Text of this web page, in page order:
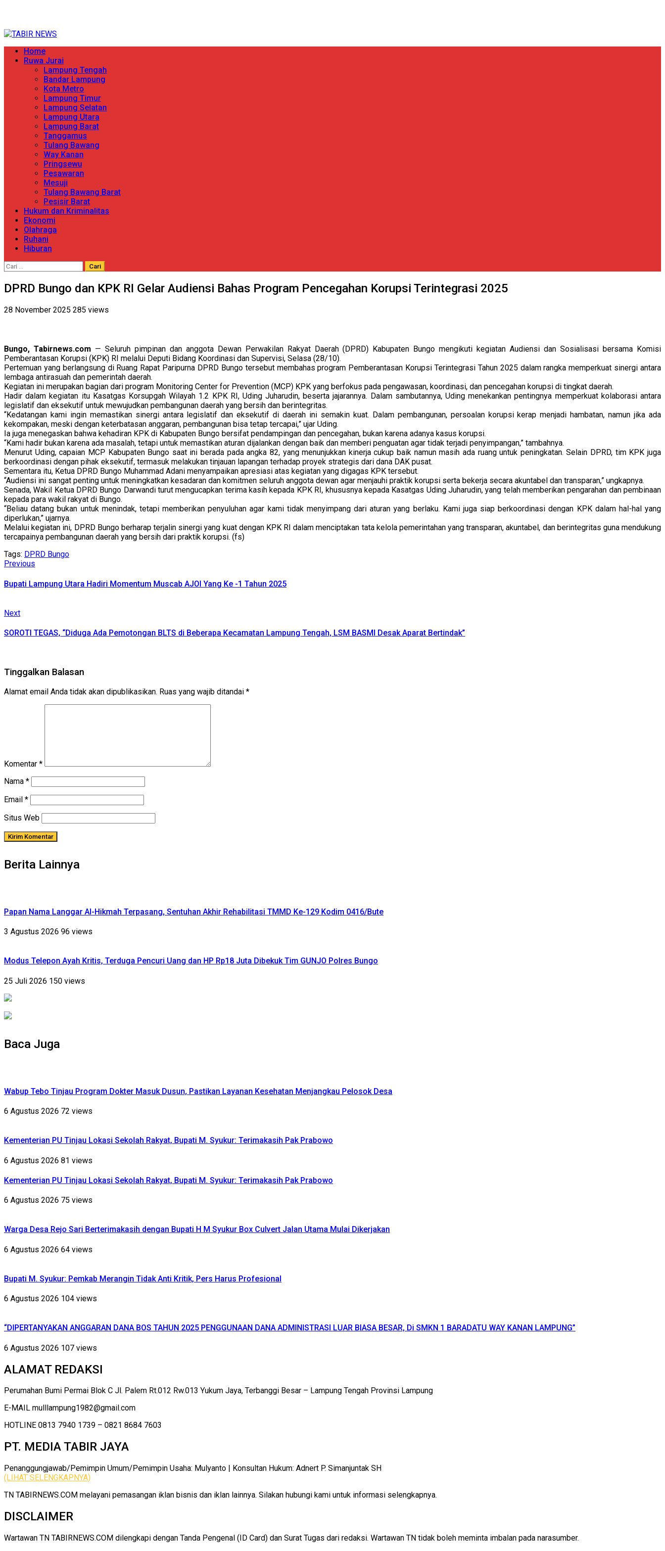
content
Primary
Menu
Home
Ruwa Jurai
Lampung Tengah
Bandar Lampung
Kota Metro
Lampung Timur
Lampung Selatan
Lampung Utara
Lampung Barat
Tanggamus
Tulang Bawang
Way Kanan
Pringsewu
Pesawaran
Mesuji
Tulang Bawang Barat
Pesisir Barat
Hukum dan Kriminalitas
Ekonomi
Olahraga
Ruhani
Hiburan
Cari
DPRD Bungo dan KPK RI Gelar Audiensi Bahas Program Pencegahan Korupsi Terintegrasi 2025
28 November 2025 285 views
Bungo, Tabirnews.com — Seluruh pimpinan dan anggota Dewan Perwakilan Rakyat Daerah (DPRD) Kabupaten Bungo mengikuti kegiatan Audiensi dan Sosialisasi bersama Komisi
Pemberantasan Korupsi (KPK) RI melalui Deputi Bidang Koordinasi dan Supervisi, Selasa (28/10).
Pertemuan yang berlangsung di Ruang Rapat Paripurna DPRD Bungo tersebut membahas program Pemberantasan Korupsi Terintegrasi Tahun 2025 dalam rangka memperkuat sinergi antara
lembaga antirasuah dan pemerintah daerah.
Kegiatan ini merupakan bagian dari program Monitoring Center for Prevention (MCP) KPK yang berfokus pada pengawasan, koordinasi, dan pencegahan korupsi di tingkat daerah.
Hadir dalam kegiatan itu Kasatgas Korsupgah Wilayah 1.2 KPK RI, Uding Juharudin, beserta jajarannya. Dalam sambutannya, Uding menekankan pentingnya memperkuat kolaborasi antara
legislatif dan eksekutif untuk mewujudkan pembangunan daerah yang bersih dan berintegritas.
“Kedatangan kami ingin memastikan sinergi antara legislatif dan eksekutif di daerah ini semakin kuat. Dalam pembangunan, persoalan korupsi kerap menjadi hambatan, namun jika ada
kekompakan, meski dengan keterbatasan anggaran, pembangunan bisa tetap tercapai,” ujar Uding.
Ia juga menegaskan bahwa kehadiran KPK di Kabupaten Bungo bersifat pendampingan dan pencegahan, bukan karena adanya kasus korupsi.
“Kami hadir bukan karena ada masalah, tetapi untuk memastikan aturan dijalankan dengan baik dan memberi penguatan agar tidak terjadi penyimpangan,” tambahnya.
Menurut Uding, capaian MCP Kabupaten Bungo saat ini berada pada angka 82, yang menunjukkan kinerja cukup baik namun masih ada ruang untuk peningkatan. Selain DPRD, tim KPK juga
berkoordinasi dengan pihak eksekutif, termasuk melakukan tinjauan lapangan terhadap proyek strategis dari dana DAK pusat.
Sementara itu, Ketua DPRD Bungo Muhammad Adani menyampaikan apresiasi atas kegiatan yang digagas KPK tersebut.
“Audiensi ini sangat penting untuk meningkatkan kesadaran dan komitmen seluruh anggota dewan agar menjauhi praktik korupsi serta bekerja secara akuntabel dan transparan,” ungkapnya.
Senada, Wakil Ketua DPRD Bungo Darwandi turut mengucapkan terima kasih kepada KPK RI, khususnya kepada Kasatgas Uding Juharudin, yang telah memberikan pengarahan dan pembinaan
kepada para wakil rakyat di Bungo.
“Beliau datang bukan untuk menindak, tetapi memberikan penyuluhan agar kami tidak menyimpang dari aturan yang berlaku. Kami juga siap berkoordinasi dengan KPK dalam hal-hal yang
diperlukan,” ujarnya.
Melalui kegiatan ini, DPRD Bungo berharap terjalin sinergi yang kuat dengan KPK RI dalam menciptakan tata kelola pemerintahan yang transparan, akuntabel, dan berintegritas guna mendukung
tercapainya pembangunan daerah yang bersih dari praktik korupsi. (fs)
Tags: DPRD Bungo
Continue
Reading
Previous
Bupati Lampung Utara Hadiri Momentum Muscab AJOI Yang Ke -1 Tahun 2025
NextNext
SOROTI TEGAS, “Diduga Ada Pemotongan BLTS di Beberapa Kecamatan Lampung Tengah, LSM BASMI Desak Aparat Bertindak”
Tinggalkan Balasan
Alamat email Anda tidak akan dipublikasikan. Ruas yang wajib ditandai *
Komentar *
Nama *
Email *
Situs Web
Berita Lainnya
Papan Nama Langgar Al-Hikmah Terpasang, Sentuhan Akhir Rehabilitasi TMMD Ke-129 Kodim 0416/Bute
3 Agustus 2026 96 views
Modus Telepon Ayah Kritis, Terduga Pencuri Uang dan HP Rp18 Juta Dibekuk Tim GUNJO Polres Bungo
25 Juli 2026 150 views
Baca Juga
Wabup Tebo Tinjau Program Dokter Masuk Dusun, Pastikan Layanan Kesehatan Menjangkau Pelosok Desa
6 Agustus 2026 72 views
Kementerian PU Tinjau Lokasi Sekolah Rakyat, Bupati M. Syukur: Terimakasih Pak Prabowo
6 Agustus 2026 81 views
Kementerian PU Tinjau Lokasi Sekolah Rakyat, Bupati M. Syukur: Terimakasih Pak Prabowo
6 Agustus 2026 75 views
Warga Desa Rejo Sari Berterimakasih dengan Bupati H M Syukur Box Culvert Jalan Utama Mulai Dikerjakan
6 Agustus 2026 64 views
Bupati M. Syukur: Pemkab Merangin Tidak Anti Kritik, Pers Harus Profesional
6 Agustus 2026 104 views
“DIPERTANYAKAN ANGGARAN DANA BOS TAHUN 2025 PENGGUNAAN DANA ADMINISTRASI LUAR BIASA BESAR, Di SMKN 1 BARADATU WAY KANAN LAMPUNG”
6 Agustus 2026 107 views
ALAMAT REDAKSI
Perumahan Bumi Permai Blok C Jl. Palem Rt.012 Rw.013 Yukum Jaya, Terbanggi Besar – Lampung Tengah Provinsi Lampung
E-MAIL mulllampung1982@gmail.com
HOTLINE 0813 7940 1739 – 0821 8684 7603
PT. MEDIA TABIR JAYA
Penanggungjawab/Pemimpin Umum/Pemimpin Usaha: Mulyanto | Konsultan Hukum: Adnert P. Simanjuntak SH
(LIHAT SELENGKAPNYA)
TN TABIRNEWS.COM melayani pemasangan iklan bisnis dan iklan lainnya. Silakan hubungi kami untuk informasi selengkapnya.
DISCLAIMER
Wartawan TN TABIRNEWS.COM dilengkapi dengan Tanda Pengenal (ID Card) dan Surat Tugas dari redaksi. Wartawan TN tidak boleh meminta imbalan pada narasumber.